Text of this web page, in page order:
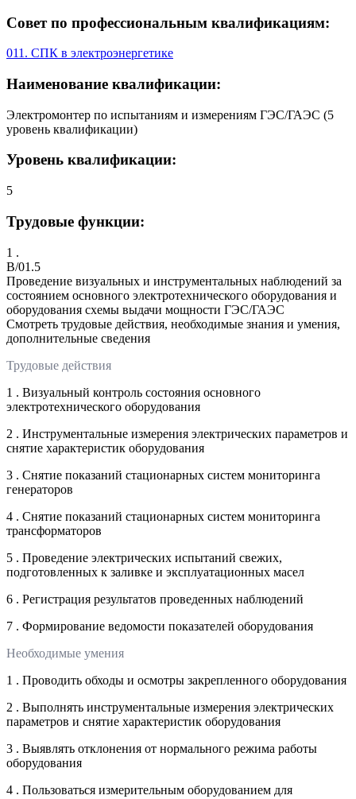
Совет по профессиональным квалификациям:
011. СПК в электроэнергетике
Наименование квалификации:
Электромонтер по испытаниям и измерениям ГЭС/ГАЭС (5
уровень квалификации)
Уровень квалификации:
5
Трудовые функции:
1 .
B/01.5
Проведение визуальных и инструментальных наблюдений за
состоянием основного электротехнического оборудования и
оборудования схемы выдачи мощности ГЭС/ГАЭС
Смотреть трудовые действия, необходимые знания и умения,
дополнительные сведения
Трудовые действия
1 . Визуальный контроль состояния основного
электротехнического оборудования
2 . Инструментальные измерения электрических параметров и
снятие характеристик оборудования
3 . Снятие показаний стационарных систем мониторинга
генераторов
4 . Снятие показаний стационарных систем мониторинга
трансформаторов
5 . Проведение электрических испытаний свежих,
подготовленных к заливке и эксплуатационных масел
6 . Регистрация результатов проведенных наблюдений
7 . Формирование ведомости показателей оборудования
Необходимые умения
1 . Проводить обходы и осмотры закрепленного оборудования
2 . Выполнять инструментальные измерения электрических
параметров и снятие характеристик оборудования
3 . Выявлять отклонения от нормального режима работы
оборудования
4 . Пользоваться измерительным оборудованием для